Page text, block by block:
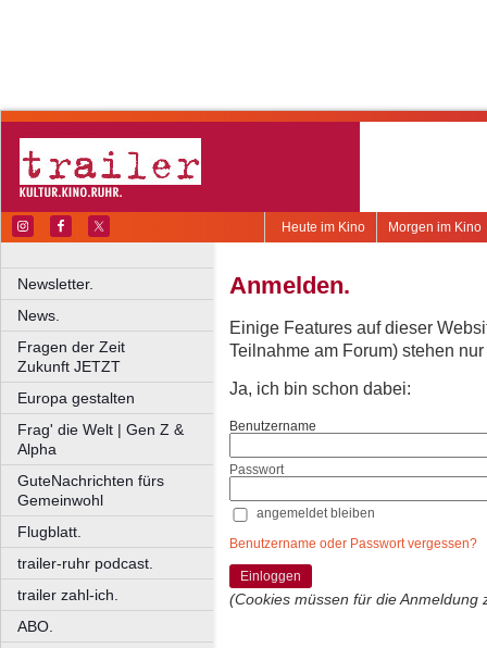
Morgen im Kino
Heute im Kino
Newsletter.
News.
Fragen der Zeit
Zukunft JETZT
Europa gestalten
Frag' die Welt | Gen Z &
Alpha
GuteNachrichten fürs
Gemeinwohl
Flugblatt.
trailer-ruhr podcast.
trailer zahl-ich.
ABO.
Anmelden.
Einige Features auf dieser
Teilnahme am Forum) stehen
Ja, ich bin schon dabei:
Benutzername
Passwort
angemeldet bleiben
Benutzername oder Passwort vergessen?
Einloggen
(Cookies müssen für die Anmeldung